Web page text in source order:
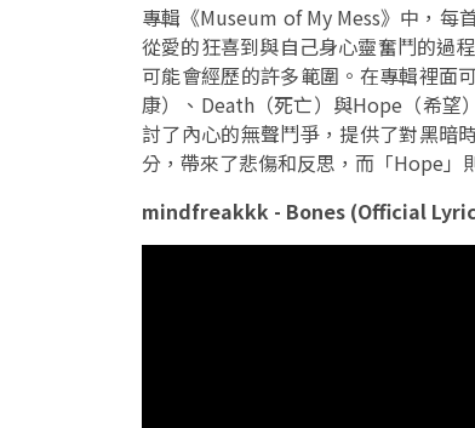
專輯《Museum of My Mess》中，每
從愛的狂喜到與自己身心靈奮鬥的過
可能會經歷的許多範圍。在專輯裡面
康）、Death（死亡）與Hope（希望
討了內心的無聲鬥爭，提供了對黑暗
分，帶來了悲傷和反思，而「Hope」
mindfreakkk - Bones (Official